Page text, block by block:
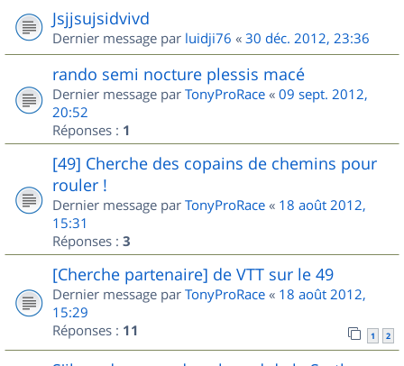
Jsjjsujsidvivd
Dernier message par luidji76 « 30 déc. 2012, 23:36
rando semi nocture plessis macé
Dernier message par TonyProRace « 09 sept. 2012,
20:52
Réponses : 1
[49] Cherche des copains de chemins pour
rouler !
Dernier message par TonyProRace « 18 août 2012,
15:31
Réponses : 3
[Cherche partenaire] de VTT sur le 49
Dernier message par TonyProRace « 18 août 2012,
15:29
Réponses : 11 1 2